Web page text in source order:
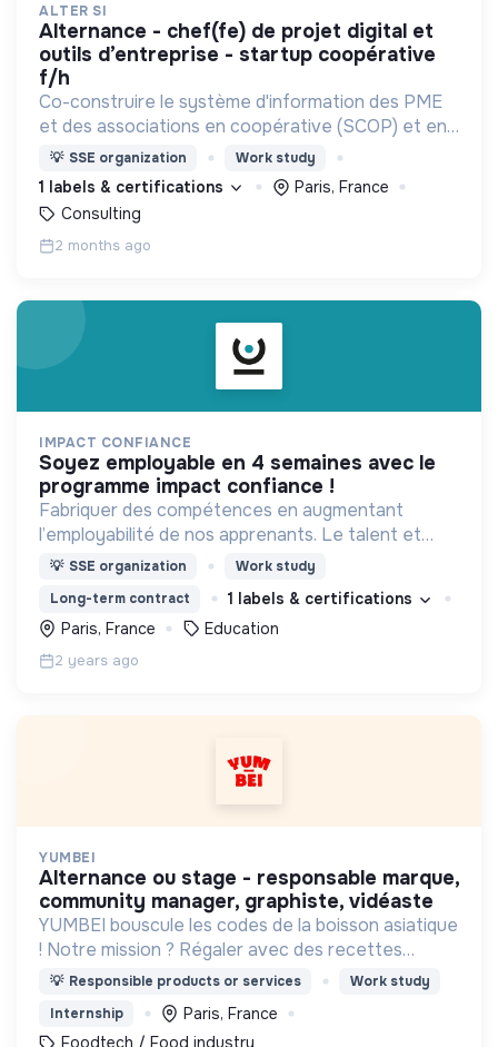
ALTER SI
alternance - chef(fe) de projet digital et
outils d’entreprise - startup coopérative
f/h
Co-construire le système d'information des PME
et des associations en coopérative (SCOP) et en
gouvernance partagée (Holacratie).
💡 SSE organization Work study
1 labels & certifications
Paris, France
Consulting
2 months ago
IMPACT CONFIANCE
soyez employable en 4 semaines avec le
programme impact confiance !
Fabriquer des compétences en augmentant
l’employabilité de nos apprenants. Le talent et
l’envie valent autant que le diplôme.
💡 SSE organization
Work study
Long-term contract
1 labels & certifications
Paris, France
Education
2 years ago
YUMBEI
alternance ou stage - responsable marque,
community manager, graphiste, vidéaste
YUMBEI bouscule les codes de la boisson asiatique
! Notre mission ? Régaler avec des recettes
innovantes, plus saines et responsables.
💡 Responsible products or services
Work study
Internship
Paris, France
Foodtech / Food industry